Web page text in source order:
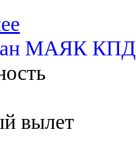
МАЯК КПД
вылет